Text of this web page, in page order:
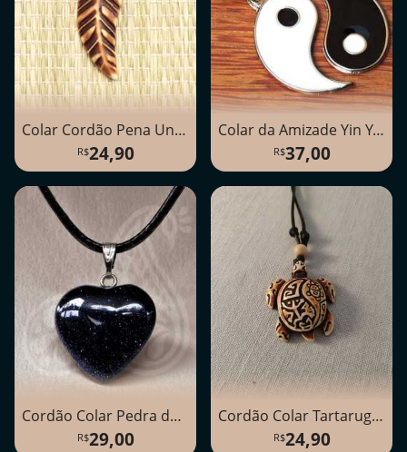
Colar Cordão Pena Unissex em Resina
24,90
Colar da Amizade Yin Yang
37,00
Cordão Colar Pedra da Estrela
29,00
Cordão Colar Tartaruga Unissex
24,90